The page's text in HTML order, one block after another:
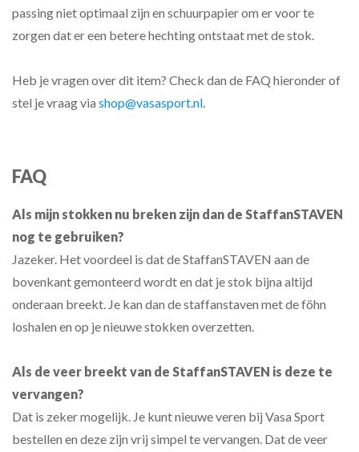
passing niet optimaal zijn en schuurpapier om er voor te
zorgen dat er een betere hechting ontstaat met de stok.
Heb je vragen over dit item? Check dan de FAQ hieronder of
stel je vraag via shop@vasasport.nl.
FAQ
Als mijn stokken nu breken zijn dan de StaffanSTAVEN
nog te gebruiken?
Jazeker. Het voordeel is dat de StaffanSTAVEN aan de
bovenkant gemonteerd wordt en dat je stok bijna altijd
onderaan breekt. Je kan dan de staffanstaven met de föhn
loshalen en op je nieuwe stokken overzetten.
Als de veer breekt van de StaffanSTAVEN is deze te
vervangen?
Dat is zeker mogelijk. Je kunt nieuwe veren bij Vasa Sport
bestellen en deze zijn vrij simpel te vervangen. Dat de veer